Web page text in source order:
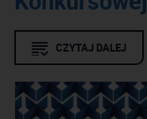
CZYTAJ DALEJ